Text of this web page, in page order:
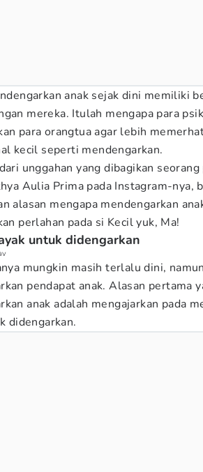
anak sejak dini memiliki
mereka. Itulah mengapa para
para orangtua agar lebih
kecil seperti mendengarkan.
unggahan yang dibagikan
Aulia Prima pada Instagram-nya,
alasan mengapa mendengarkan
perlahan pada si Kecil yuk, Ma!
untuk didengarkan
mungkin masih terlalu dini,
pendapat anak. Alasan pertama
anak adalah mengajarkan pada
didengarkan.